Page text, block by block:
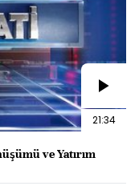
21:34
ve Yatırım